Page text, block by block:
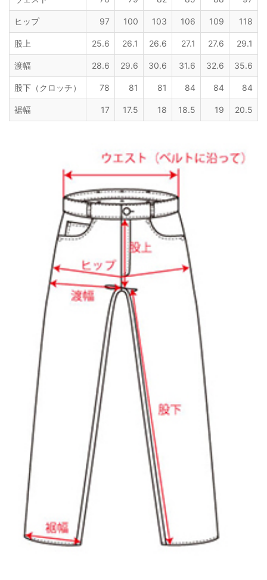
ヒップ 97 100 103 106 109 118
股上 25.6 26.1 26.6 27.1 27.6 29.1
渡幅 28.6 29.6 30.6 31.6 32.6 35.6
股下（クロッチ） 78 81 81 84 84 84
裾幅 17 17.5 18 18.5 19 20.5